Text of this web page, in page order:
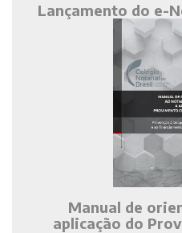
Lançamento do e-
Manual de
aplicação do